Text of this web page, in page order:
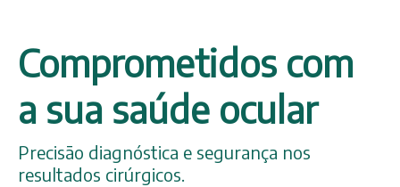
Comprometidos com
a sua saúde ocular
Precisão diagnóstica e segurança nos
resultados cirúrgicos.